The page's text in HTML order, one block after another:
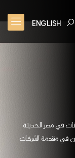
ENGLISH
الأثاث في مصر الحديثة
في مقدمة الشركات